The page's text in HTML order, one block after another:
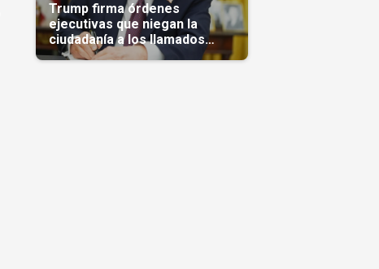
Trump firma órdenes
ejecutivas que niegan la
ciudadanía a los llamados
'turistas de nacimiento'